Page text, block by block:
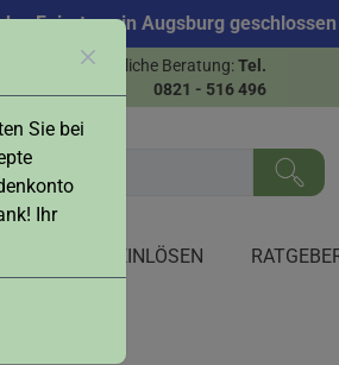
Schliessen
Sie bei
Ihr
Feiertags in Augsburg
Persönliche Beratung:Tel.
0821 - 516 496
REZEPT EINLÖSEN